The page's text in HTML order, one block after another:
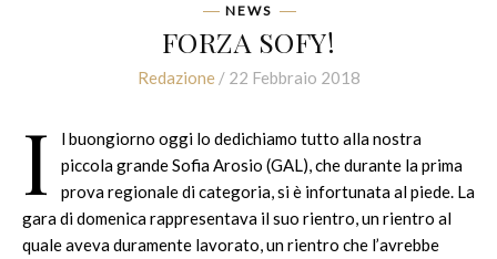
NEWS
FORZA SOFY!
Redazione/ 22 Febbraio 2018
I
l buongiorno oggi lo dedichiamo tutto alla nostra
piccola grande Sofia Arosio (GAL), che durante la prima
prova regionale di categoria, si è infortunata al piede. La
gara di domenica rappresentava il suo rientro, un rientro al
quale aveva duramente lavorato, un rientro che l’avrebbe